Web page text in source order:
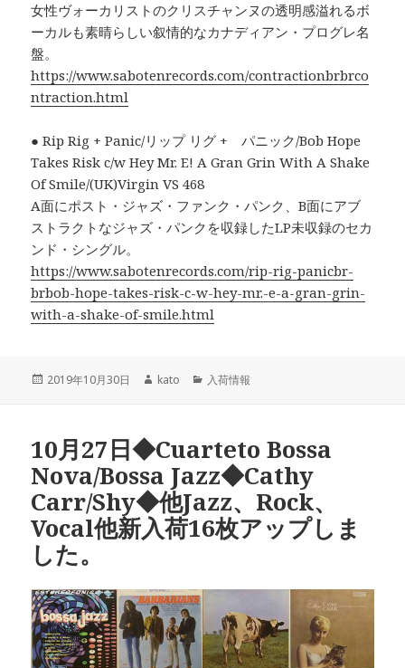
女性ヴォーカリストのクリスチャンヌの透明感溢れるボ
ーカルも素晴らしい叙情的なカナディアン・プログレ名
盤。
https://www.sabotenrecords.com/contractionbrbrco
ntraction.html
● Rip Rig + Panic/リップ リグ + パニック/Bob Hope
Takes Risk c/w Hey Mr. E! A Gran Grin With A Shake
Of Smile/(UK)Virgin VS 468
A面にポスト・ジャズ・ファンク・パンク、B面にアブ
ストラクトなジャズ・パンクを収録したLP未収録のセカ
ンド・シングル。
https://www.sabotenrecords.com/rip-rig-panicbr-
brbob-hope-takes-risk-c-w-hey-mr.-e-a-gran-grin-
with-a-shake-of-smile.html
投
2019年10月30日
作
kato
カ
ー
入荷情報
10月27日◆Cuarteto Bossa
Nova/Bossa Jazz◆Cathy
Carr/Shy◆他Jazz、Rock、
Vocal他新入荷16枚アップしま
した。